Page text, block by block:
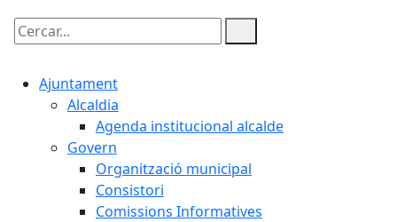
Cercar:
Ajuntament
Alcaldia
Agenda institucional alcalde
Govern
Organització municipal
Consistori
Comissions Informatives